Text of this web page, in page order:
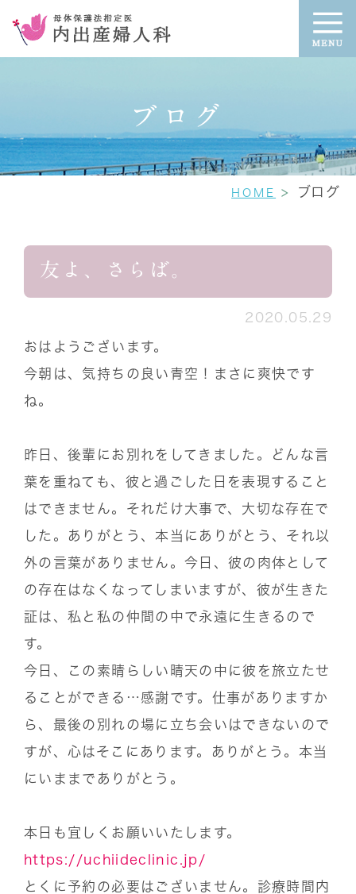
ブログ
HOME ブログ
友よ、さらば。
2020.05.29
おはようございます。
今朝は、気持ちの良い青空！まさに爽快です
ね。
昨日、後輩にお別れをしてきました。どんな言
葉を重ねても、彼と過ごした日を表現すること
はできません。それだけ大事で、大切な存在で
した。ありがとう、本当にありがとう、それ以
外の言葉がありません。今日、彼の肉体として
の存在はなくなってしまいますが、彼が生きた
証は、私と私の仲間の中で永遠に生きるので
す。
今日、この素晴らしい晴天の中に彼を旅立たせ
ることができる…感謝です。仕事がありますか
ら、最後の別れの場に立ち会いはできないので
すが、心はそこにあります。ありがとう。本当
にいままでありがとう。
本日も宜しくお願いいたします。
https://uchiideclinic.jp/
とくに予約の必要はございません。診療時間内